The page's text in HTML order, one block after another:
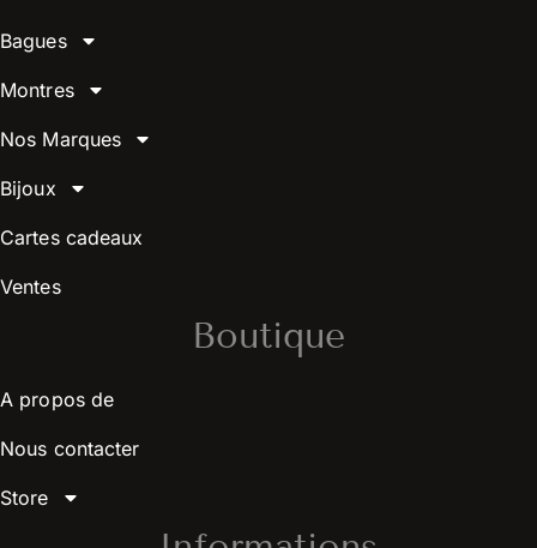
Bagues
Montres
Nos Marques
Bijoux
Cartes cadeaux
Ventes
Boutique
A propos de
Nous contacter
Store